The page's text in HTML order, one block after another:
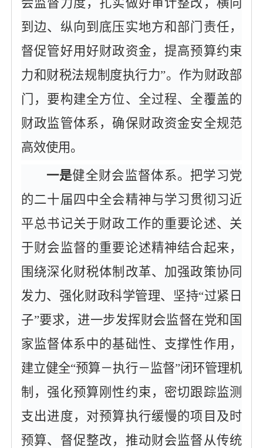
会监督力度，扎实做好审计整改，横向
到边、纵向到底压实地方和部门责任，
督促管好用好财政资金，提高预算约束
力和财税法规制度执行力”。作为财政部
门，要构建全方位、全过程、全覆盖的
财政监管体系，确保财政资金安全规范
高效使用。
一是健全财会监督体系。把学习党
的二十届四中全会精神与学习贯彻习近
平总书记关于财政工作的重要论述、关
于财会监督的重要论述精神结合起来，
围绕深化财税体制改革、加强政策协同
发力、强化财政科学管理、坚持“过紧日
子”要求，进一步发挥财会监督在党和国
家监督体系中的基础性、支撑性作用，
建立健全“预算－执行－监督”闭环管理机
制，强化预算刚性约束，密切跟踪监测
支出进度，对预算执行缓慢的项目及时
预算、督促整改，推动财会监督从传统